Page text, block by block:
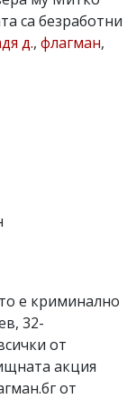
са безработни
д., флагман,
е криминално
32-
от
акция
от